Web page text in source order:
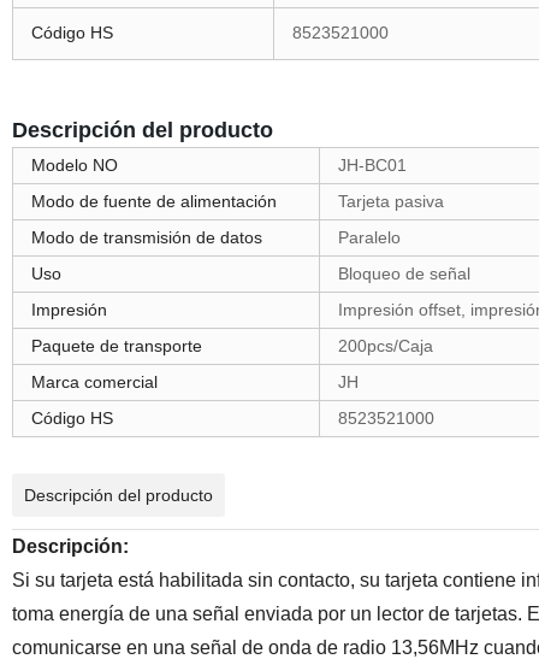
Código HS 8523521000
Descripción del producto
Modelo NO
JH-BC01
Modo de fuente de alimentación
Tarjeta pasiva
Modo de transmisión de datos
Paralelo
Uso
Bloqueo de señal
Impresión
Impresión offset,
Paquete de transporte
200pcs/Caja
Marca comercial
JH
Código HS
8523521000
Descripción del producto
Descripción:
Si su tarjeta está habilitada sin contacto, su tarjeta contiene
toma energía de una señal enviada por un lector de tarjetas.
comunicarse en una señal de onda de radio 13,56MHz